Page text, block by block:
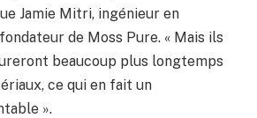
Jamie Mitri, ingénieur en
de Moss Pure. « Mais ils
beaucoup plus longtemps
ce qui en fait un
».